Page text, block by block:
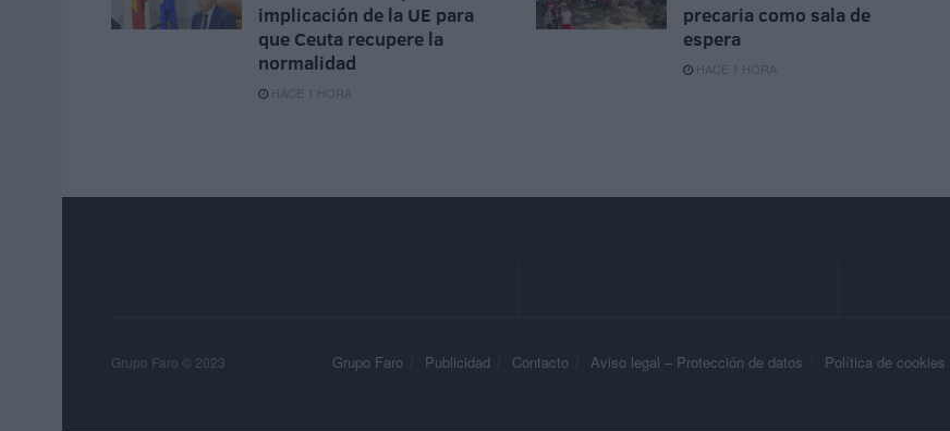
implicación de la UE para
que Ceuta recupere la
normalidad
HACE 1 HORA
precaria como sala de
espera
HACE 1 HORA
Grupo Faro Publicidad Contacto Aviso legal – Protección de datos Política de cookies
Grupo Faro © 2023